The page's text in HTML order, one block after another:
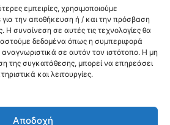
εμπειρίες, χρησιμοποιούμε
την αποθήκευση ή / και την πρόσβαση
συναίνεση σε αυτές τις τεχνολογίες θα
δεδομένα όπως η συμπεριφορά
σε αυτόν τον ιστότοπο. Η μη
της συγκατάθεσης, μπορεί να επηρεάσει
και λειτουργίες.
Αποδοχή
- Συνέδρια